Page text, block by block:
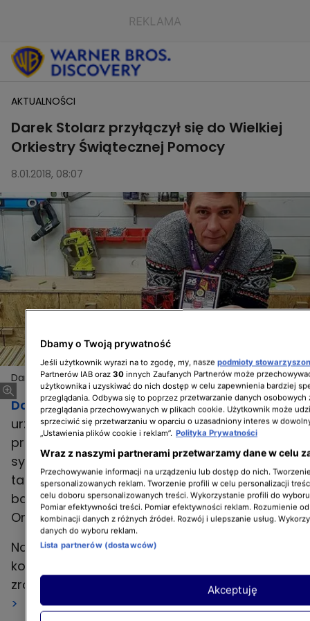
AKTUALNOŚCI
Darek Stolarz przyłączył się do Wielkiej
Orkiestry Świątecznej Pomocy
8.01.2018, 08:07
Darek Stolarz
Darek Stolarz, którego znacie z "Dorota was
urządzi","Domowych rewolucji"i jego
programu
"Darek solo"
wcale nie gra
sympatycznego i pomocnego - on naprawdę
taki jest! Najlepszy dowodem jest fakt, że
bardzo aktywnie włączył się w 26. finał Wielkiej
Orkiestry Świątecznej Pomocy.
Na aukcję, z której dochód w całości zasili
konto Orkiestry, przeznaczył własnoręcznie
zrobiony stolik. Możecie wylicytować go
>
Dbamy o Twoją prywatność
Jeśli użytkownik wyrazi na to zgodę, my, nasze podmioty
Partnerów IAB oraz 30 innych Zaufanych Partnerów może
użytkownika i uzyskiwać do nich dostęp w celu zapewnienia bardziej
przeglądania. Odbywa się to poprzez przetwarzanie danych osobowych
przeglądania przechowywanych w plikach cookie. Użytkownik może
sprzeciwić się przetwarzaniu w oparciu o uzasadniony interes w
„Ustawienia plików cookie i reklam”. Polityka Prywatności
Wraz z naszymi partnerami przetwarzamy dane w celu
Przechowywanie informacji na urządzeniu lub dostęp do nich.
spersonalizowanych reklam. Tworzenie profili w celu personalizacji
celu doboru spersonalizowanych treści. Wykorzystanie profili do
Pomiar efektywności treści. Pomiar efektywności reklam. Rozumienie
kombinacji danych z różnych źródeł. Rozwój i ulepszanie usług.
danych do wyboru reklam.
Lista partnerów (dostawców)
Akceptuję